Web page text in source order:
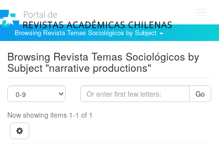
Browsing Revista Temas Sociológicos by Subject
Browsing Revista Temas Sociológicos by
Subject "narrative productions"
Go
Now showing items 1-1 of 1